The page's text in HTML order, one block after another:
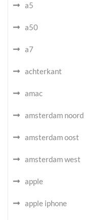
a5
a50
a7
achterkant
amac
amsterdam noord
amsterdam oost
amsterdam west
apple
apple iphone